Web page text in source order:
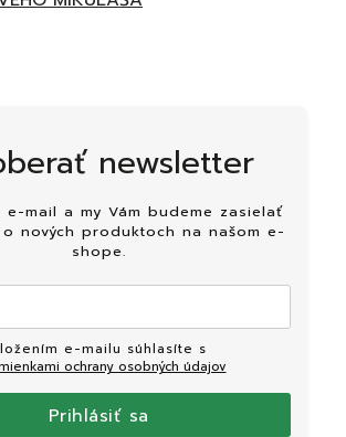
newsletter
e-mail a my Vám budeme zasielať
nových produktoch na našom e-
shope.
ochrany osobných údajov
Prihlásiť sa